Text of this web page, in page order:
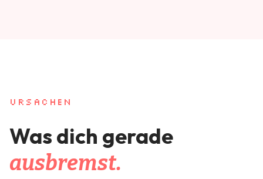
URSACHEN
Was dich gerade
ausbremst.